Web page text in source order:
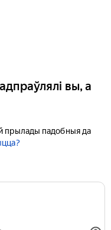
вы, а
прылады падобныя да